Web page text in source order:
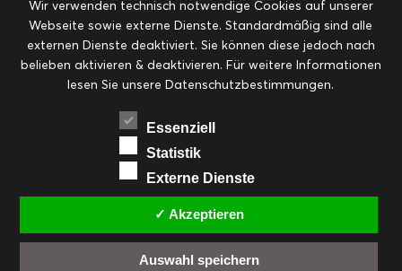
Kuchen, Torten & Desserts Kuchen und
Desserts Kulinarik Kulinarische Mitbringsel &
Eingemachtes Ohne Kategorie Ostern Resteküche
RezepteSaisonalSliderStartseite
Suppen, Salate & Vorspeisen
Vorspeisen, Salate & Suppen
Weihnachten Workshops & Events
Wir verwenden technisch notwendige Cookies auf unserer
Webseite sowie externe Dienste. Standardmäßig sind alle
externen Dienste deaktiviert. Sie können diese jedoch nach
belieben aktivieren & deaktivieren. Für weitere Informationen
lesen Sie unsere Datenschutzbestimmungen.
Essenziell
Statistik
Externe Dienste
✓ Akzeptieren
Auswahl speichern